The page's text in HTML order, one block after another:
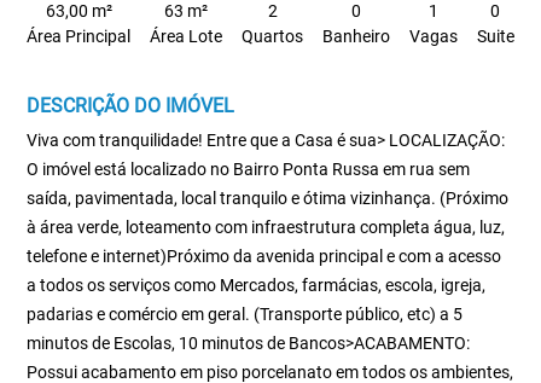
63,00 m²
Área Principal
63 m²
Área Lote
2
Quartos
0
Banheiro
1
Vagas
0
Suite
DESCRIÇÃO DO IMÓVEL
Viva com tranquilidade! Entre que a Casa é sua> LOCALIZAÇÃO:
O imóvel está localizado no Bairro Ponta Russa em rua sem
saída, pavimentada, local tranquilo e ótima vizinhança. (Próximo
à área verde, loteamento com infraestrutura completa água, luz,
telefone e internet)Próximo da avenida principal e com a acesso
a todos os serviços como Mercados, farmácias, escola, igreja,
padarias e comércio em geral. (Transporte público, etc) a 5
minutos de Escolas, 10 minutos de Bancos>ACABAMENTO:
Possui acabamento em piso porcelanato em todos os ambientes,